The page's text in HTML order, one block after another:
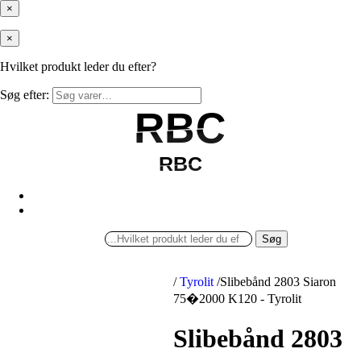
×
×
Hvilket produkt leder du efter?
Søg efter:
RBC
RBC
RBC
RBC
Søg
/ Tyrolit /Slibebånd 2803 Siaron
75�2000 K120 - Tyrolit
Slibebånd 2803